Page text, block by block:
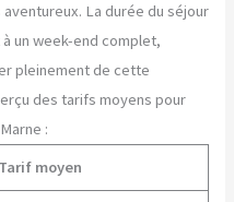
La durée du séjour
un week-end complet,
pleinement de cette
des tarifs moyens pour
:
Tarif moyen